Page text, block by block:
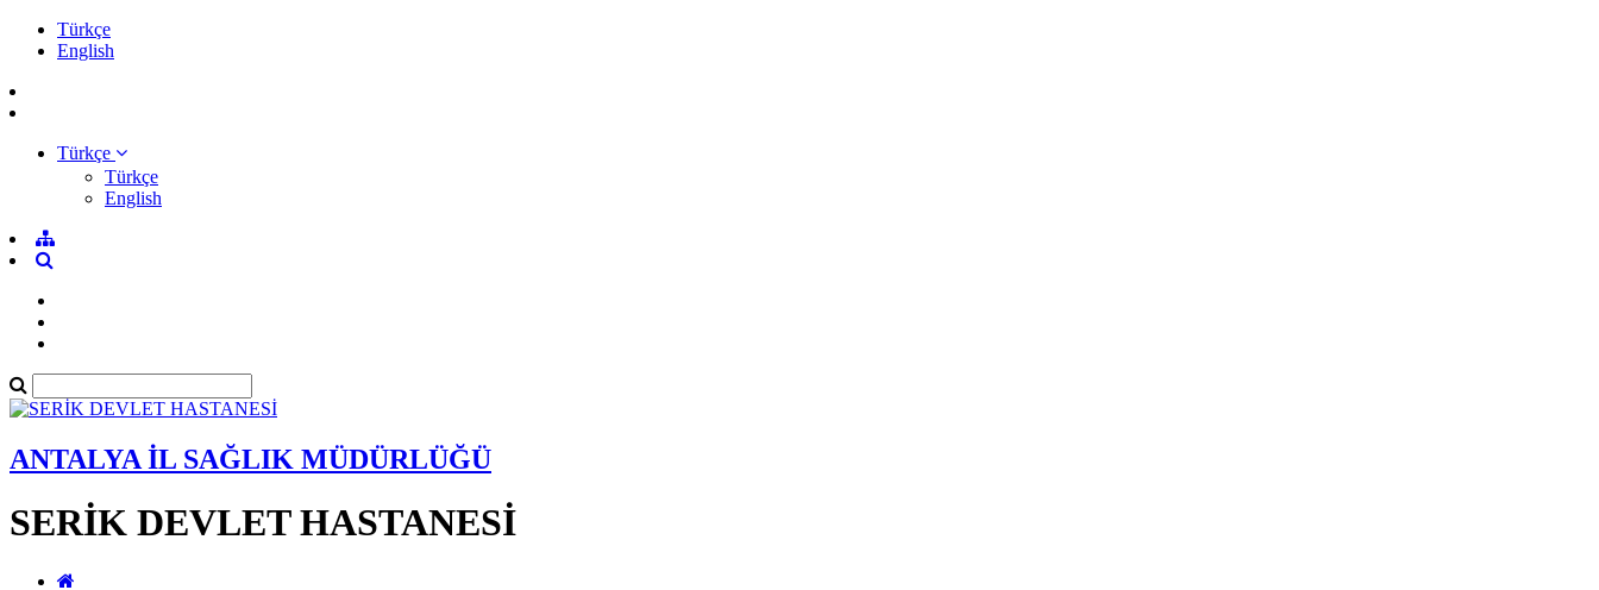
Türkçe
English
Türkçe
Türkçe
English
ANTALYA İL SAĞLIK MÜDÜRLÜĞÜ
SERİK DEVLET HASTANESİ